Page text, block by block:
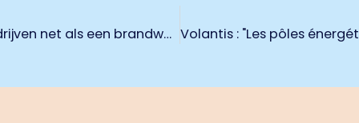
‘Normaliseer cyberaanvaltesten bij bedrijven net als een brandweeroefening’